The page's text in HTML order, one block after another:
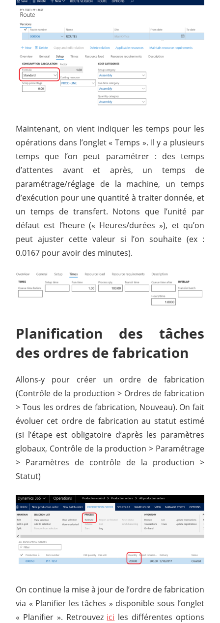
Maintenant, on vient indiquer les temps pour les
opérations dans l’onglet « Temps ». Il y a plusieurs
temps que l’on peut paramétrer : des temps
d’attentes avant et après, un temps de
paramétrage/réglage de la machine, un temps
d’exécution pour une quantité à traiter donnée, et
un temps de transfert. Notons que l’unité par
défaut est l’heure (« Heures/durées »), et qu’on
peut ajuster cette valeur si l’on souhaite (ex :
0.0167 pour avoir des minutes).
Planification des tâches
des ordres de fabrication
Allons-y pour créer un ordre de fabrication
(Contrôle de la production > Ordres de fabrication
> Tous les ordres de fabrication, Nouveau). On fait
évoluer cet ordre de fabrication au statut estimé
(si l’étape est obligatoire d’après les paramètres
globaux, Contrôle de la production > Paramétrage
> Paramètres de contrôle de la production >
Statut)
On continue la mise à jour de l’ordre de fabrication
via « Planifier les tâches » disponible sous l’onglet
« Planifier ». Retrouvez ici les différentes options